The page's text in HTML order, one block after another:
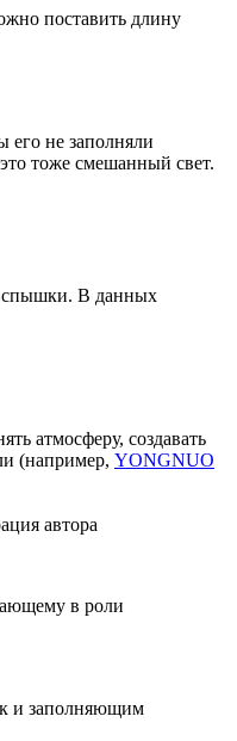
поставить длину
не заполняли
тоже смешанный свет.
вспышки. В данных
атмосферу, создавать
(например, YONGNUO
автора
в роли
и заполняющим